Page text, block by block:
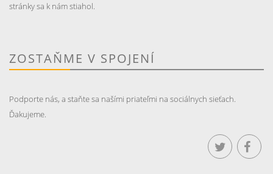
stránky sa k nám stiahol.
ZOSTAŇME V SPOJENÍ
Podporte nás, a staňte sa našími priateľmi na sociálnych sieťach.
Ďakujeme.